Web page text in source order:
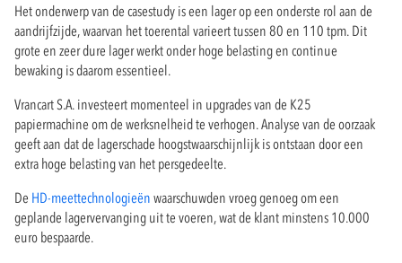
Het onderwerp van de casestudy is een lager op een onderste rol aan de
aandrijfzijde, waarvan het toerental varieert tussen 80 en 110 tpm. Dit
grote en zeer dure lager werkt onder hoge belasting en continue
bewaking is daarom essentieel.
Vrancart S.A. investeert momenteel in upgrades van de K25
papiermachine om de werksnelheid te verhogen. Analyse van de oorzaak
geeft aan dat de lagerschade hoogstwaarschijnlijk is ontstaan door een
extra hoge belasting van het persgedeelte.
De HD-meettechnologieën waarschuwden vroeg genoeg om een
geplande lagervervanging uit te voeren, wat de klant minstens 10.000
euro bespaarde.